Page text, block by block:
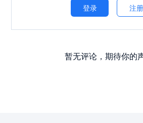
登录 注册
暂无评论，期待你的